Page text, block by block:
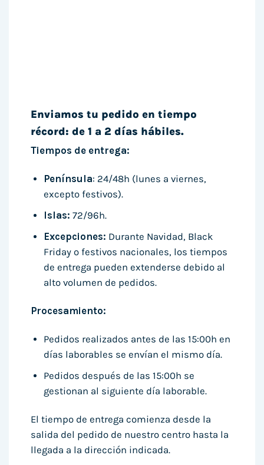
Enviamos tu pedido en tiempo
récord: de 1 a 2 días hábiles.
Tiempos de entrega:
Península: 24/48h (lunes a viernes,
excepto festivos).
Islas: 72/96h.
Excepciones: Durante Navidad, Black
Friday o festivos nacionales, los tiempos
de entrega pueden extenderse debido al
alto volumen de pedidos.
Procesamiento:
Pedidos realizados antes de las 15:00h en
días laborables se envían el mismo día.
Pedidos después de las 15:00h se
gestionan al siguiente día laborable.
El tiempo de entrega comienza desde la
salida del pedido de nuestro centro hasta la
llegada a la dirección indicada.